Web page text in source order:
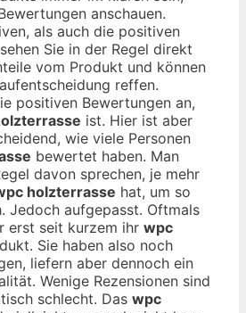
anschauen.
als auch die positiven
Sie in der Regel direkt
vom Produkt und können
reffen.
positiven Bewertungen an,
ist. Hier ist aber
wie viele Personen
bewertet haben. Man
davon sprechen, je mehr
holzterrasse hat, um so
Jedoch aufgepasst. Oftmals
erst seit kurzem ihr wpc
Sie haben also noch
liefern aber dennoch ein
Wenige Rezensionen sind
schlecht. Das wpc